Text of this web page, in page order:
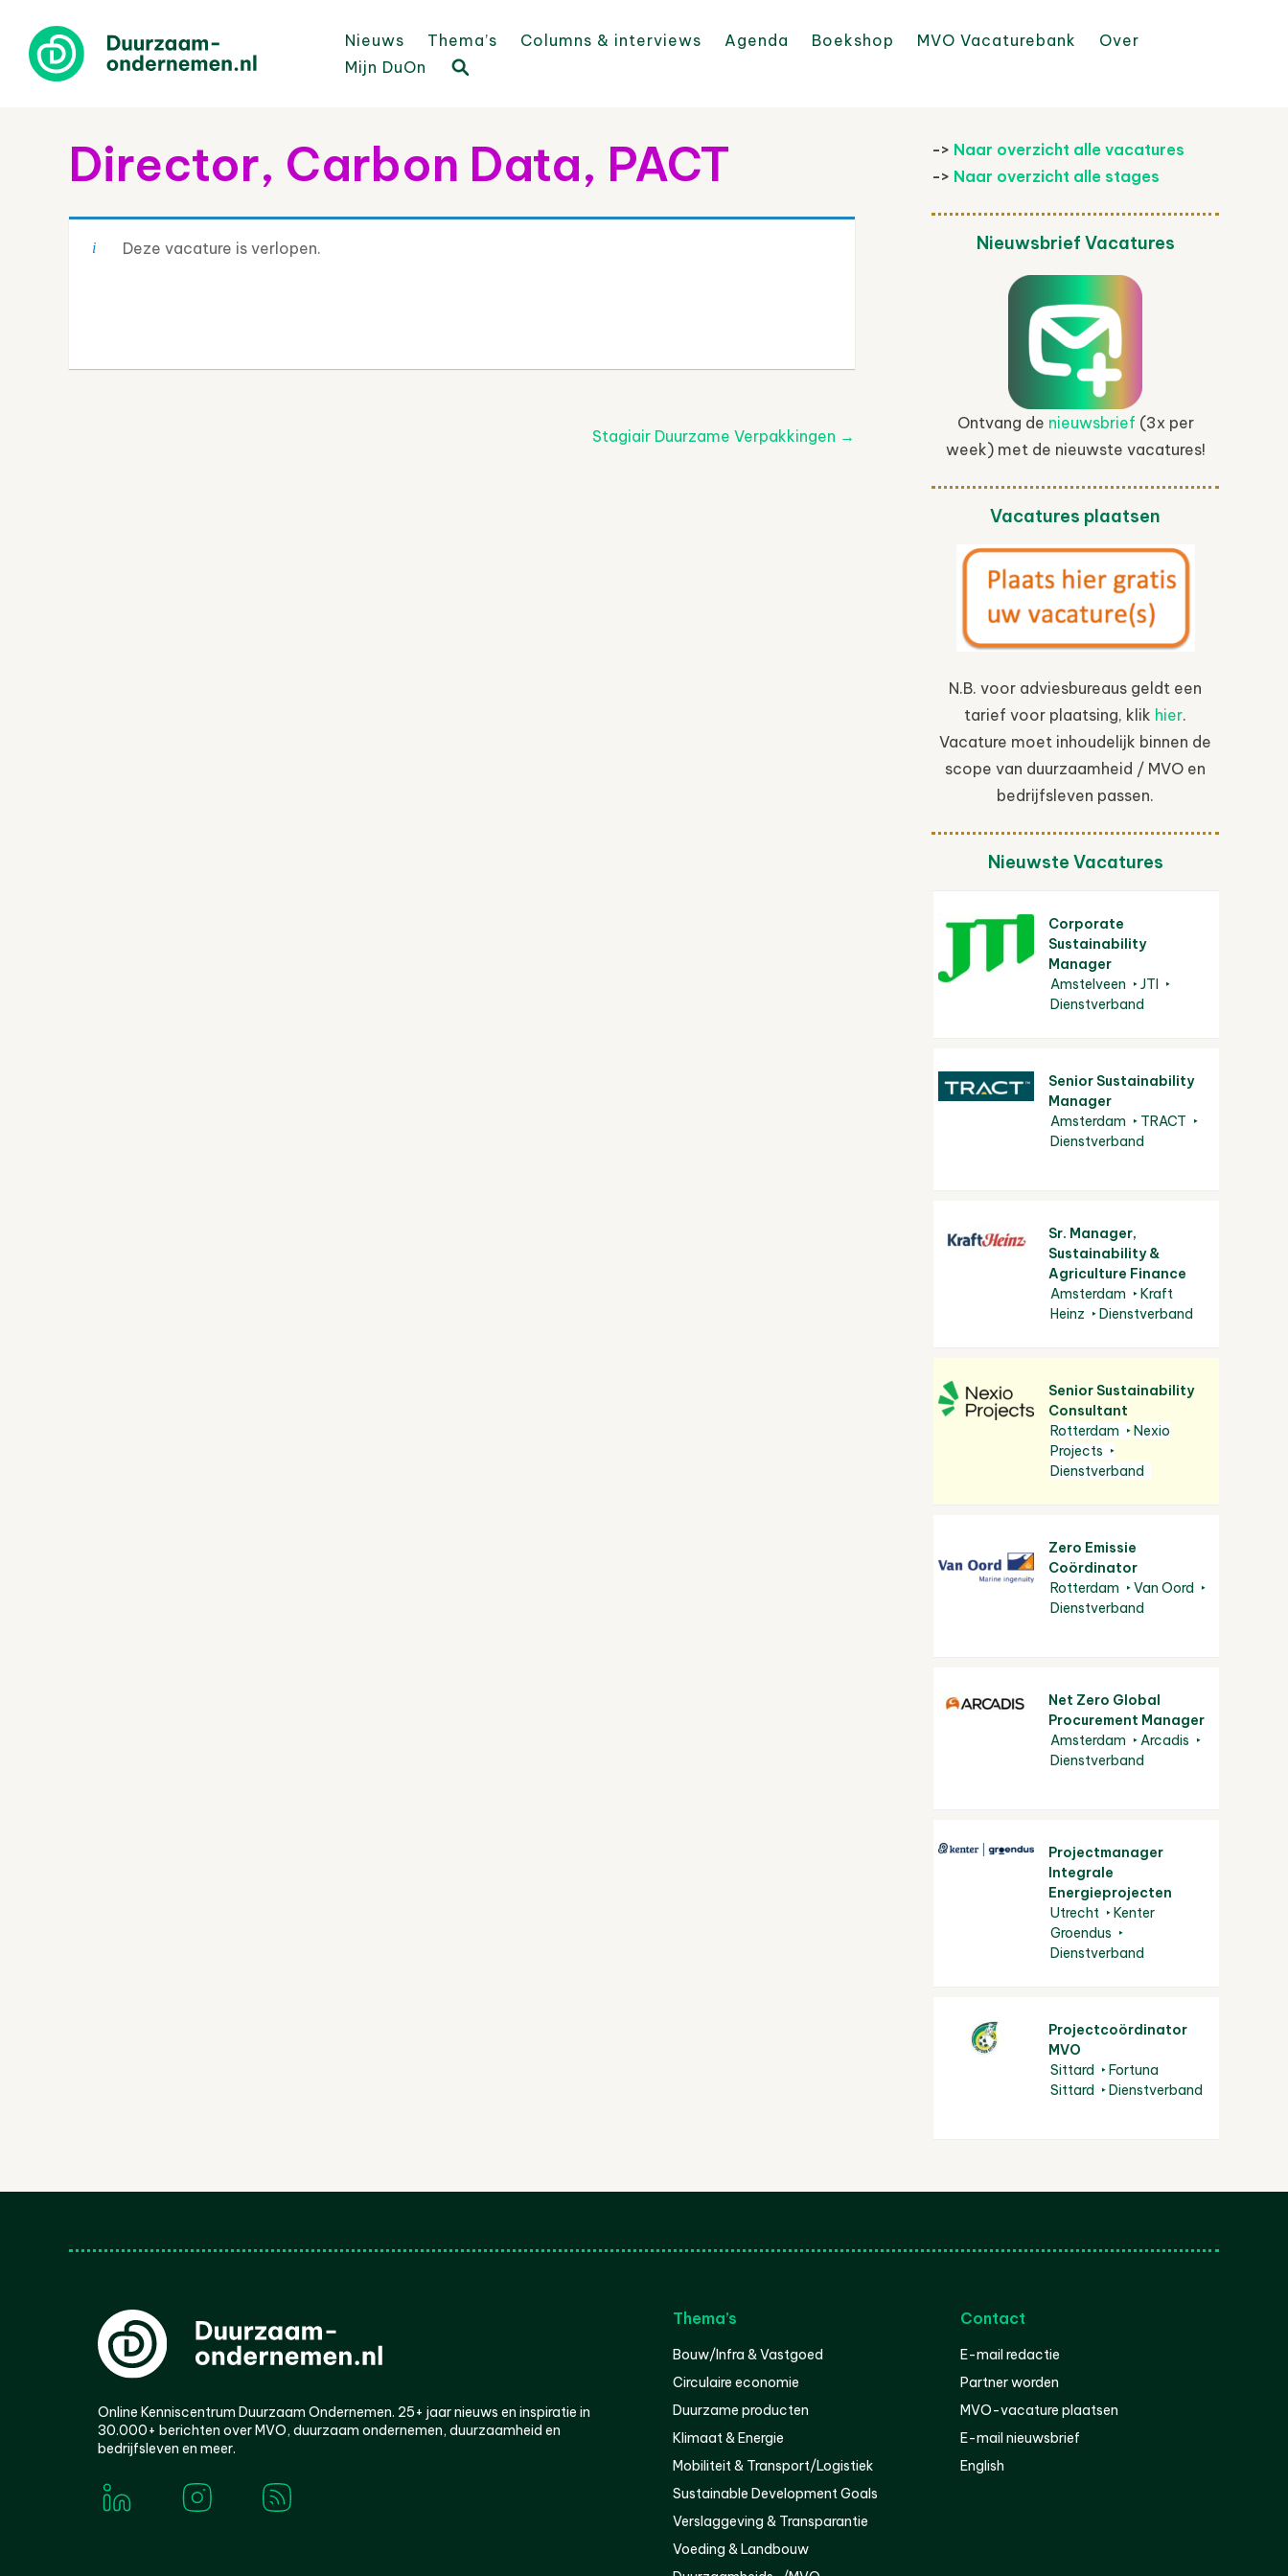
Nieuws Thema’s Columns & interviews Agenda Boekshop MVO Vacaturebank
Over
Mijn DuOn
Director, Carbon Data, PACT
Deze vacature is verlopen.
Stagiair Duurzame Verpakkingen →
-> Naar overzicht alle vacatures
-> Naar overzicht alle stages
Nieuwsbrief Vacatures
Ontvang de nieuwsbrief (3x per
week) met de nieuwste vacatures!
Vacatures plaatsen
N.B. voor adviesbureaus geldt een
tarief voor plaatsing, klik hier.
Vacature moet inhoudelijk binnen de
scope van duurzaamheid / MVO en
bedrijfsleven passen.
Nieuwste Vacatures
Corporate
Sustainability
Manager
Amstelveen
JTI
Dienstverband
Senior Sustainability
Manager
Amsterdam
TRACT
Dienstverband
Sr. Manager,
Sustainability &
Agriculture Finance
Amsterdam
Kraft
Heinz
Dienstverband
Senior Sustainability
Consultant
Rotterdam
Nexio
Projects
Dienstverband
Zero Emissie
Coördinator
Rotterdam
Van Oord
Dienstverband
Net Zero Global
Procurement Manager
Amsterdam
Arcadis
Dienstverband
Projectmanager
Integrale
Energieprojecten
Utrecht
Kenter
Groendus
Dienstverband
Projectcoördinator
MVO
Sittard
Fortuna
Sittard
Dienstverband
Online Kenniscentrum Duurzaam Ondernemen. 25+ jaar nieuws en inspiratie in
30.000+ berichten over MVO, duurzaam ondernemen, duurzaamheid en
bedrijfsleven en meer.
Thema’s
Bouw/Infra & Vastgoed
Circulaire economie
Duurzame producten
Klimaat & Energie
Mobiliteit & Transport/Logistiek
Sustainable Development Goals
Verslaggeving & Transparantie
Voeding & Landbouw
Contact
E-mail redactie
Partner worden
MVO-vacature plaatsen
E-mail nieuwsbrief
English